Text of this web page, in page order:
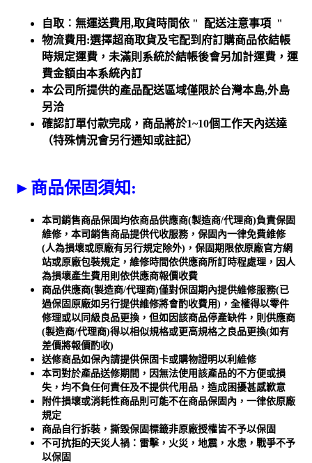
自取︰無運送費用,取貨時間依 " 配送注意事項 "
物流費用 :選擇超商取貨及宅配到府訂購商品依結帳
時規定運費，未滿則系統於結帳後會另加計運費，運
費金額由本系統內訂
本公司所提供的產品配送區域僅限於台灣本島,外島
另洽
確認訂單付款完成，商品將於1~10個工作天內送達
（特殊情況會另行通知或註記）
► 商品保固須知 :
本司銷售商品保固均依商品供應商(製造商/代理商)負責保固
維修，本司銷售商品提供代收服務，保固內一律免費維修
(人為損壞或原廠有另行規定除外)，保固期限依原廠官方網
站或原廠包裝規定，維修時間依供應商所訂時程處理，因人
為損壞產生費用則依供應商報價收費
商品供應商(製造商/代理商)僅對保固期內提供維修服務(已
過保固原廠如另行提供維修將會酌收費用)，全權得以零件
修理或以同級良品更換，但如因該商品停產缺件，則供應商
(製造商/代理商)得以相似規格或更高規格之良品更換(如有
差價將報價酌收)
送修商品如保內請提供保固卡或購物證明以利維修
本司對於產品送修期間，因無法使用該產品的不方便或損
失，均不負任何責任及不提供代用品，造成困擾甚感歉意
附件損壞或消耗性商品則可能不在商品保固內，一律依原廠
規定
商品自行拆裝，撕毀保固標籤非原廠授權皆不予以保固
不可抗拒的天災人禍：雷擊，火災，地震，水患，戰爭不予
以保固